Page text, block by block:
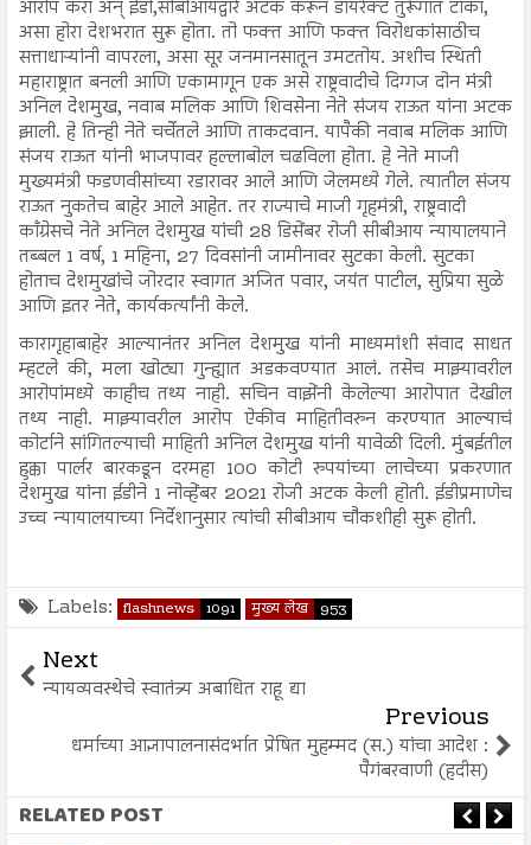
आरोप करा अन् ईडी,सीबीआयद्वारे अटक करून डायरेक्ट तुरूंगात टाका,
असा होरा देशभरात सुरू होता. तो फक्त आणि फक्त विरोधकांसाठीच
सत्ताधाऱ्यांनी वापरला, असा सूर जनमानसातून उमटतोय. अशीच स्थिती
महाराष्ट्रात बनली आणि एकामागून एक असे राष्ट्रवादीचे दिग्गज दोन मंत्री
अनिल देशमुख, नवाब मलिक आणि शिवसेना नेते संजय राऊत यांना अटक
झाली. हे तिन्ही नेते चर्चेतले आणि ताकदवान. यापैकी नवाब मलिक आणि
संजय राऊत यांनी भाजपावर हल्लाबोल चढविला होता. हे नेते माजी
मुख्यमंत्री फडणवीसांच्या रडारावर आले आणि जेलमध्ये गेले. त्यातील संजय
राऊत नुकतेच बाहेर आले आहेत. तर राज्याचे माजी गृहमंत्री, राष्ट्रवादी
काँग्रेसचे नेते अनिल देशमुख यांची 28 डिसेंबर रोजी सीबीआय न्यायालयाने
तब्बल 1 वर्ष, 1 महिना, 27 दिवसांनी जामीनावर सुटका केली. सुटका
होताच देशमुखांचे जोरदार स्वागत अजित पवार, जयंत पाटील, सुप्रिया सुळे
आणि इतर नेते, कार्यकर्त्यांनी केले.
कारागृहाबाहेर आल्यानंतर अनिल देशमुख यांनी माध्यमांशी संवाद साधत
म्हटले की, मला खोट्या गुन्ह्यात अडकवण्यात आलं. तसेच माझ्यावरील
आरोपांमध्ये काहीच तथ्य नाही. सचिन वाझेंनी केलेल्या आरोपात देखील
तथ्य नाही. माझ्यावरील आरोप ऐकीव माहितीवरुन करण्यात आल्याचं
कोर्टाने सांगितल्याची माहिती अनिल देशमुख यांनी यावेळी दिली. मुंबईतील
हुक्का पार्लर बारकडून दरमहा 100 कोटी रुपयांच्या लाचेच्या प्रकरणात
देशमुख यांना ईडीने 1 नोव्हेंबर 2021 रोजी अटक केली होती. ईडीप्रमाणेच
उच्च न्यायालयाच्या निर्देशानुसार त्यांची सीबीआय चौकशीही सुरू होती.
Labels: flashnews 1091 मुख्य लेख 953
Next
न्यायव्यवस्थेचे स्वातंत्र्य अबाधित राहू द्या
Previous
धर्माच्या आज्ञापालनासंदर्भात प्रेषित मुहम्मद (स.) यांचा आदेश :
पैगंबरवाणी (हदीस)
RELATED POST